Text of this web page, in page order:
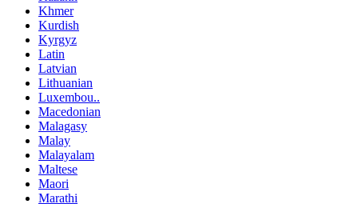
Khmer
Kurdish
Kyrgyz
Latin
Latvian
Lithuanian
Luxembou..
Macedonian
Malagasy
Malay
Malayalam
Maltese
Maori
Marathi